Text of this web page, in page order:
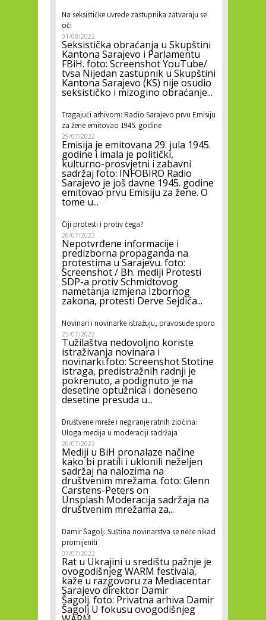
Na seksističke uvrede zastupnika zatvaraju se
oči
01/08/2022
Seksistička obraćanja u Skupštini
Kantona Sarajevo i Parlamentu
FBiH. foto: Screenshot YouTube/
tvsa Nijedan zastupnik u Skupštini
Kantona Sarajevo (KS) nije osudio
seksističko i mizogino obraćanje...
Tragajući arhivom: Radio Sarajevo prvu Emisiju
za žene emitovao 1945. godine
29/07/2022
Emisija je emitovana 29. jula 1945.
godine i imala je politički,
kulturno-prosvjetni i zabavni
sadržaj foto: INFOBIRO Radio
Sarajevo je još davne 1945. godine
emitovao prvu Emisiju za žene. O
tome u...
Čiji protesti i protiv čega?
26/07/2022
Nepotvrđene informacije i
predizborna propaganda na
protestima u Sarajevu. foto:
Screenshot / Bh. mediji Protesti
SDP-a protiv Schmidtovog
nametanja izmjena Izbornog
zakona, protesti Derve Sejdića...
Novinari i novinarke istražuju, pravosuđe sporo
25/07/2022
Tužilaštva nedovoljno koriste
istraživanja novinara i
novinarki.foto: Screenshot Stotine
istraga, predistražnih radnji je
pokrenuto, a podignuto je na
desetine optužnica i doneseno
desetine presuda u...
Društvene mreže i negiranje ratnih zločina:
Uloga medija u moderaciji sadržaja
20/07/2022
Mediji u BiH pronalaze načine
kako bi pratili i uklonili neželjen
sadržaj na nalozima na
društvenim mrežama. foto: Glenn
Carstens-Peters on
Unsplash Moderacija sadržaja na
društvenim mrežama za...
Damir Šagolj: Suština novinarstva se neće nikad
promijeniti
07/07/2022
Rat u Ukrajini u središtu pažnje je
ovogodišnjeg WARM festivala,
kaže u razgovoru za Mediacentar
Sarajevo direktor Damir
Šagolj. foto: Privatna arhiva Damir
Šagolj U fokusu ovogodišnjeg